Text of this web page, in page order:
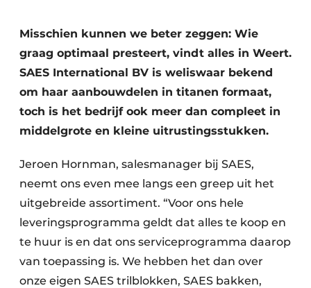
Duurzaamheid & Innovatie
Fundering
Kopen/Huren/Leasen
Sloop & Recycling
Machines & Materieel
Misschien kunnen we beter zeggen: Wie
graag optimaal presteert, vindt alles in Weert.
SAES International BV is weliswaar bekend
om haar aanbouwdelen in titanen formaat,
toch is het bedrijf ook meer dan compleet in
middelgrote en kleine uitrustingsstukken.
Jeroen Hornman, salesmanager bij SAES,
neemt ons even mee langs een greep uit het
uitgebreide assortiment. “Voor ons hele
leveringsprogramma geldt dat alles te koop en
te huur is en dat ons serviceprogramma daarop
van toepassing is. We hebben het dan over
onze eigen SAES trilblokken, SAES bakken,